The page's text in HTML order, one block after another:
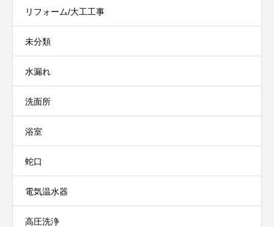
リフォーム/大工工事
未分類
水漏れ
洗面所
浴室
蛇口
電気温水器
高圧洗浄